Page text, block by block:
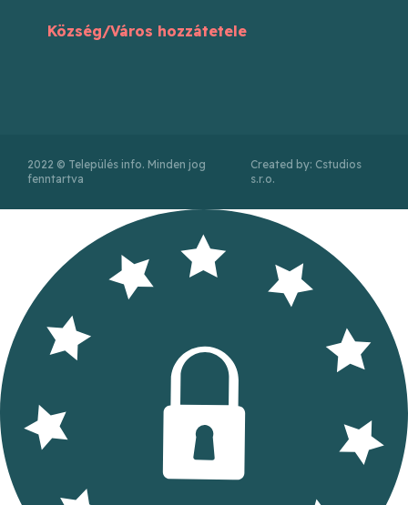
Község/Város hozzátetele
2022 © Település info. Minden jog
fenntartva
Created by: Cstudios
s.r.o.